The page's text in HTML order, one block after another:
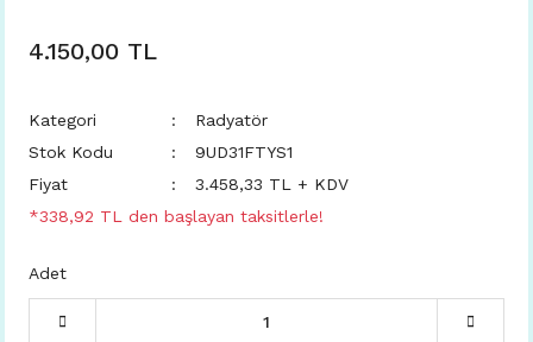
4.150,00 TL
Kategori
Radyatör
Stok Kodu
9UD31FTYS1
Fiyat
3.458,33 TL + KDV
*338,92 TL den başlayan taksitlerle!
Adet